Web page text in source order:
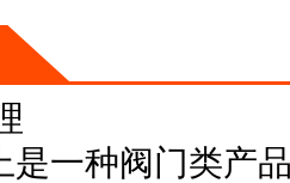
是一种阀门类产